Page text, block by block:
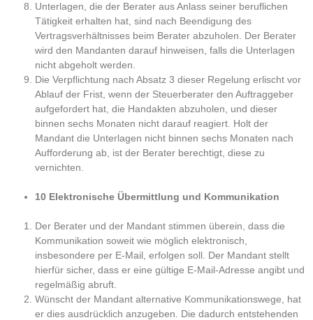
Unterlagen, die der Berater aus Anlass seiner beruflichen
Tätigkeit erhalten hat, sind nach Beendigung des
Vertragsverhältnisses beim Berater abzuholen. Der Berater
wird den Mandanten darauf hinweisen, falls die Unterlagen
nicht abgeholt werden.
Die Verpflichtung nach Absatz 3 dieser Regelung erlischt vor
Ablauf der Frist, wenn der Steuerberater den Auftraggeber
aufgefordert hat, die Handakten abzuholen, und dieser
binnen sechs Monaten nicht darauf reagiert. Holt der
Mandant die Unterlagen nicht binnen sechs Monaten nach
Aufforderung ab, ist der Berater berechtigt, diese zu
vernichten.
10 Elektronische Übermittlung und Kommunikation
Der Berater und der Mandant stimmen überein, dass die
Kommunikation soweit wie möglich elektronisch,
insbesondere per E-Mail, erfolgen soll. Der Mandant stellt
hierfür sicher, dass er eine gültige E-Mail-Adresse angibt und
regelmäßig abruft.
Wünscht der Mandant alternative Kommunikationswege, hat
er dies ausdrücklich anzugeben. Die dadurch entstehenden